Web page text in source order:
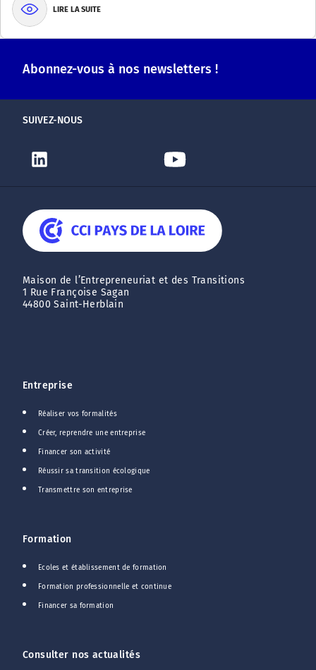
LIRE LA SUITE
Abonnez-vous à nos newsletters !
SUIVEZ-NOUS
Maison de l’Entrepreneuriat et des Transitions
1 Rue Françoise Sagan
44800 Saint-Herblain
Entreprise
Réaliser vos formalités
Créer, reprendre une entreprise
Financer son activité
Réussir sa transition écologique
Transmettre son entreprise
Formation
Ecoles et établissement de formation
Formation professionnelle et continue
Financer sa formation
Consulter nos actualités